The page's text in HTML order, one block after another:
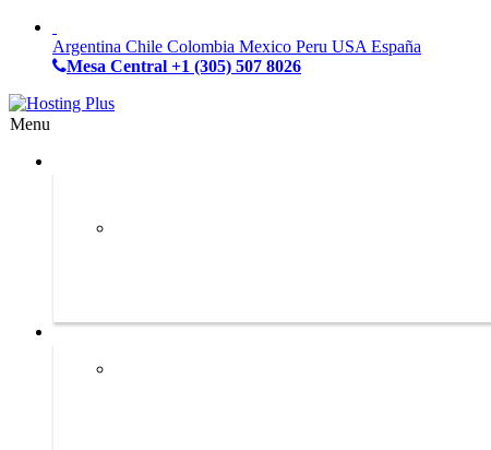
Argentina Chile Colombia Mexico Peru USA España
Mesa Central +1 (305) 507 8026
Menu